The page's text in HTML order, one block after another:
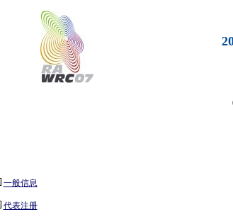
一般信息
代表注册